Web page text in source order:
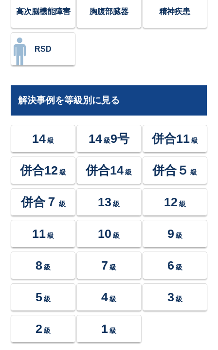
高次脳機能障害 胸腹部臓器 精神疾患
RSD
解決事例を等級別に見る
14 級 14級9号 併合11 級
併合12 級 併合14 級 併合５ 級
併合７ 級 13 級 12 級
11 級 10 級 9 級
8 級 7 級 6 級
5 級 4 級 3 級
2 級 1 級